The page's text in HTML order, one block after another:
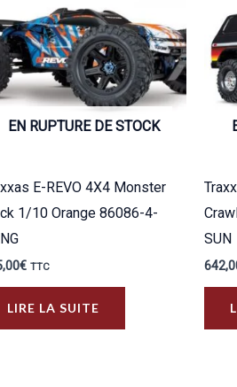
EN RUPTURE DE STOCK
E-REVO 4X4 Monster
1/10 Orange 86086-4-
€ TTC
LIRE LA SUITE
SUN